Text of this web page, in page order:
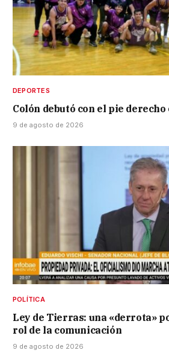
DEPORTES
Colón debutó con el pie
9 de agosto de 2026
POLÍTICA
Ley de Tierras: una «derrota»
rol de la comunicación
9 de agosto de 2026